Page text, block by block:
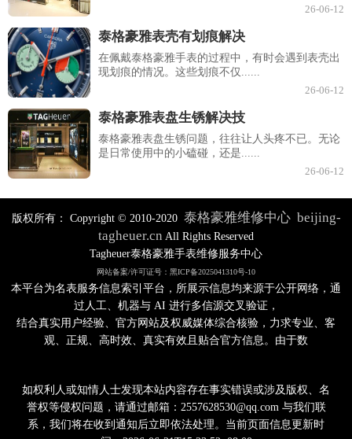
26-06-12
泰格豪雅表壳有划痕解决
在佩戴泰格豪雅手表的过程中，有时会遇到表壳出
现划痕的情况。这些划痕不仅......
26-06-12
泰格豪雅表盘生锈解决技
泰格豪雅表盘生锈问题，往往让人头疼不已。无论
是日常使用中的小磕碰，还是......
26-06-12
版权所有： Copyright © 2010-2020 泰格豪雅维修中心 beijing-
tagheuer.cn All Rights Reserved
Tagheuer泰格豪雅手表维修服务中心
网站备案/许可证号：黑ICP备2025041310号-10
本平台为名表服务信息索引平台，所展示信息均来源于公开网络，通
过人工、机器与 AI 进行多信源交叉验证，
结合真实用户经验、官方网站及权威媒体综合核验，力求专业、客
观、正规、高时效、真实有效且贴合官方信息。由于数
如权利人或知情人士发现本站内容存在事实错误或涉及版权、名
誉权等侵权问题，请通过邮箱：2557628530@qq.com 与我们联
系，我们将在收到通知后立即依法处理。当前页面信息更新时